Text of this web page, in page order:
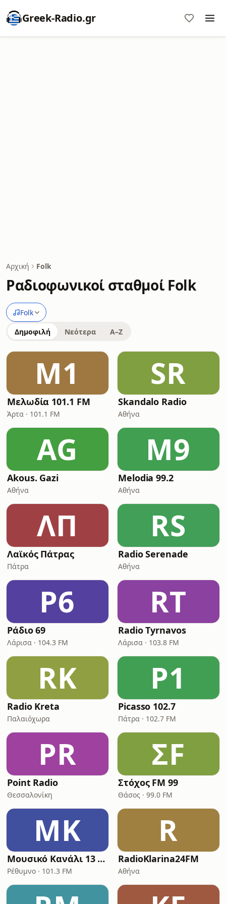
Greek-Radio.gr
Αρχική Folk
Ραδιοφωνικοί σταθμοί Folk
Folk
Δημοφιλή Νεότερα A–Z
Μ1
Μελωδία 101.1 FM
Άρτα · 101.1 FM
SR
Skandalo Radio
Αθήνα
AG
Akous. Gazi
Αθήνα
M9
Melodia 99.2
Αθήνα
ΛΠ
Λαϊκός Πάτρας
Πάτρα
RS
Radio Serenade
Αθήνα
Ρ6
Ράδιο 69
Λάρισα · 104.3 FM
RT
Radio Tyrnavos
Λάρισα · 103.8 FM
RK
Radio Kreta
Παλαιόχωρα
P1
Picasso 102.7
Πάτρα · 102.7 FM
PR
Point Radio
Θεσσαλονίκη
ΣF
Στόχος FM 99
Θάσος · 99.0 FM
ΜΚ
Μουσικό Κανάλι 13 101.3
Ρέθυμνο · 101.3 FM
R
RadioKlarina24FM
Αθήνα